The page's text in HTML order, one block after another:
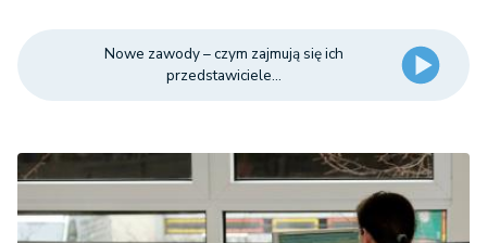
Nowe zawody – czym zajmują się ich
przedstawiciele...